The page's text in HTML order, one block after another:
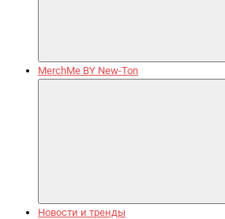
MerchMe BY New-Ton
Новости и тренды